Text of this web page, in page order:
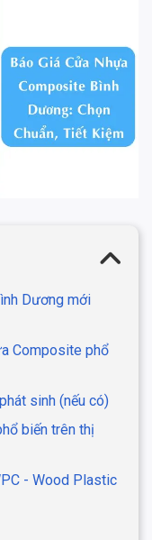
Dương mới
Composite phổ
sinh (nếu có)
biến trên thị
- Wood Plastic